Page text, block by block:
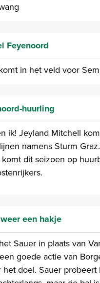
Feyenoord
in het veld voor
huurling
ik! Jeyland Mitchell
namens Sturm
dit seizoen op
een hakje
Sauer in plaats van
goede actie van
het doel. Sauer probeert